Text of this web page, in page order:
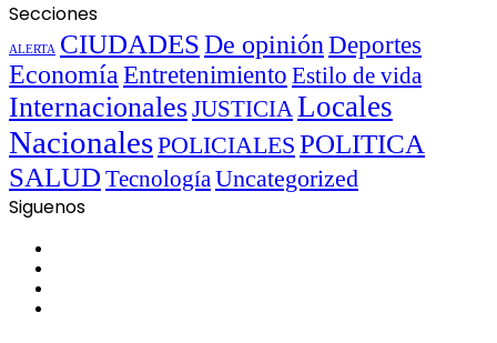
Secciones
ALERTA CIUDADESDe opiniónDeportes
EconomíaEntretenimiento Estilo de vida
InternacionalesJUSTICIALocales
NacionalesPOLICIALES POLITICA
SALUD TecnologíaUncategorized
Siguenos